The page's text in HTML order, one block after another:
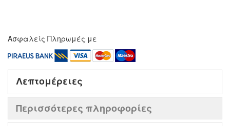
Ασφαλείς Πληρωμές με
Λεπτομέρειες
Περισσότερες πληροφορίες